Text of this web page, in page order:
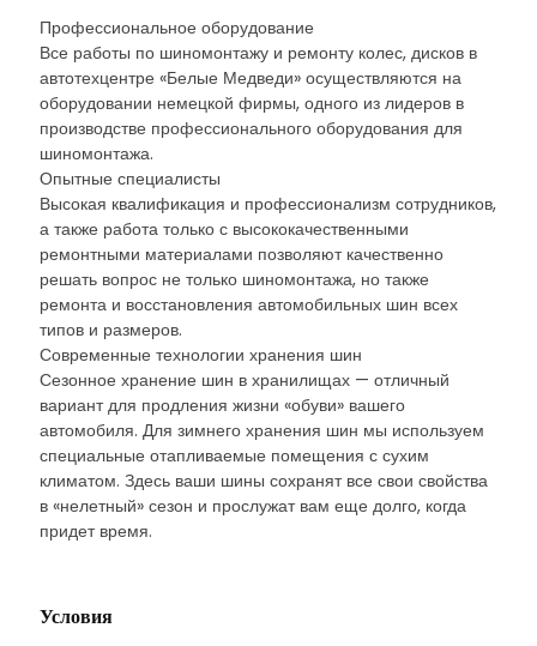
Профессиональное оборудование
Все работы по шиномонтажу и ремонту колес, дисков в
автотехцентре «Белые Медведи» осуществляются на
оборудовании немецкой фирмы, одного из лидеров в
производстве профессионального оборудования для
шиномонтажа.
Опытные специалисты
Высокая квалификация и профессионализм сотрудников,
а также работа только с высококачественными
ремонтными материалами позволяют качественно
решать вопрос не только шиномонтажа, но также
ремонта и восстановления автомобильных шин всех
типов и размеров.
Современные технологии хранения шин
Сезонное хранение шин в хранилищах — отличный
вариант для продления жизни «обуви» вашего
автомобиля. Для зимнего хранения шин мы используем
специальные отапливаемые помещения с сухим
климатом. Здесь ваши шины сохранят все свои свойства
в «нелетный» сезон и прослужат вам еще долго, когда
придет время.
Условия